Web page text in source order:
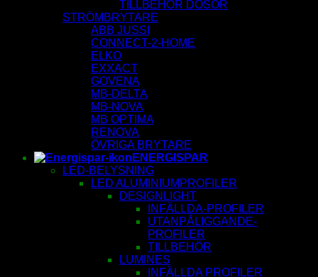
TILLBEHÖR DOSOR
STRÖMBRYTARE
ABB JUSSI
CONNECT-2-HOME
ELKO
EXXACT
GOVENA
MB-DELTA
MB-NOVA
MB OPTIMA
RENOVA
ÖVRIGA BRYTARE
ENERGISPAR
LED-BELYSNING
LED ALUMINIUMPROFILER
DESIGNLIGHT
INFÄLLDA-PROFILER
UTANPÅLIGGANDE-
PROFILER
TILLBEHÖR
LUMINES
INFÄLLDA PROFILER